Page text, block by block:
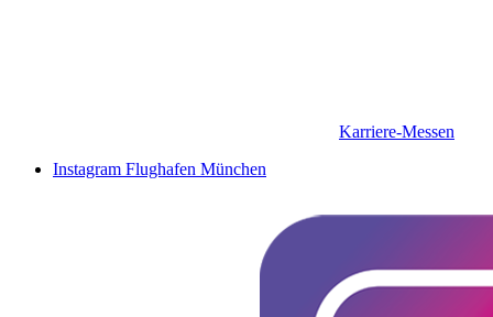
Karriere-Messen
Instagram Flughafen München